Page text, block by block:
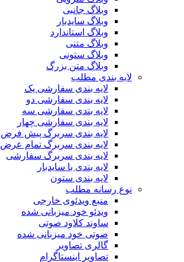
وبلاگ جانبی
وبلاگ سایدبار
وبلاگ استاندارد
وبلاگ متنی
وبلاگ ستونی
وبلاگ متن بزرگ
لایه بندی مطلب
لایه بندی سفارشی یک
لایه بندی سفارشی دو
لایه بندی سفارشی سه
لایه بندی سفارشی چهار
لایه بندی سربرگ پیش فرض
لایه بندی سربرگ تمام عرض
لایه بندی سربرگ سفارشی
لایه بندی با سایدبار
لایه بندی ستون
نوع رسانه مطلب
منبع ویدئوی خارجی
ویدئو خود میزبانی شده
ساوند کلاود صوتی
صوتی خود میزبانی شده
گالری تصاویر
تصاویر اینستاگرام